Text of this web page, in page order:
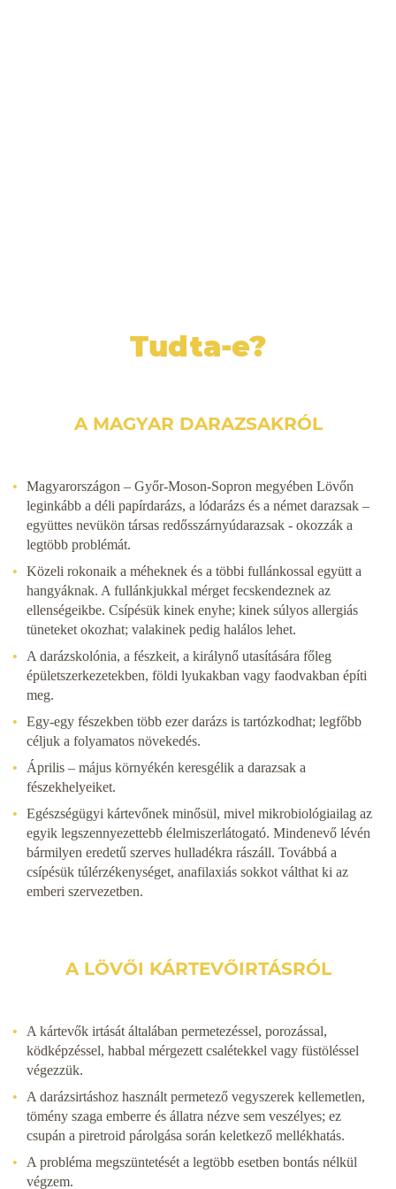
Tudta-e?
A MAGYAR DARAZSAKRÓL
Magyarországon – Győr-Moson-Sopron megyében Lövőn
leginkább a déli papírdarázs, a lódarázs és a német darazsak –
együttes nevükön társas redősszárnyúdarazsak - okozzák a
legtöbb problémát.
Közeli rokonaik a méheknek és a többi fullánkossal együtt a
hangyáknak. A fullánkjukkal mérget fecskendeznek az
ellenségeikbe. Csípésük kinek enyhe; kinek súlyos allergiás
tüneteket okozhat; valakinek pedig halálos lehet.
A darázskolónia, a fészkeit, a királynő utasítására főleg
épületszerkezetekben, földi lyukakban vagy faodvakban építi
meg.
Egy-egy fészekben több ezer darázs is tartózkodhat; legfőbb
céljuk a folyamatos növekedés.
Április – május környékén keresgélik a darazsak a
fészekhelyeiket.
Egészségügyi kártevőnek minősül, mivel mikrobiológiailag az
egyik legszennyezettebb élelmiszerlátogató. Mindenevő lévén
bármilyen eredetű szerves hulladékra rászáll. Továbbá a
csípésük túlérzékenységet, anafilaxiás sokkot válthat ki az
emberi szervezetben.
A LÖVŐI KÁRTEVŐIRTÁSRÓL
A kártevők irtását általában permetezéssel, porozással,
ködképzéssel, habbal mérgezett csalétekkel vagy füstöléssel
végezzük.
A darázsirtáshoz használt permetező vegyszerek kellemetlen,
tömény szaga emberre és állatra nézve sem veszélyes; ez
csupán a piretroid párolgása során keletkező mellékhatás.
A probléma megszüntetését a legtöbb esetben bontás nélkül
végzem.